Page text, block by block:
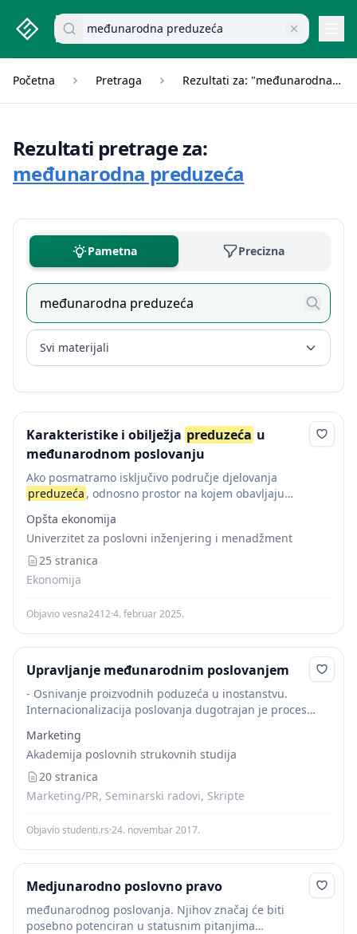
studenti.rs home page
Pretraži dokumente
Početna Pretraga Rezultati za: "međunarodna preduzeća"
Rezultati pretrage za:
međunarodna preduzeća
Pametna Precizna
Svi materijali
Karakteristike i obilježja preduzeća u
međunarodnom poslovanju
Ako posmatramo isključivo područje djelovanja
preduzeća , odnosno prostor na kojem obavljaju
Nacionalna – ona koja posluju isključivo na domicilnom
tržištu -Međunarodna ...
Opšta ekonomija
Univerzitet za poslovni inženjering i menadžment
25 stranica
Ekonomija
Objavio vesna2412·4. februar 2025.
Upravljanje međunarodnim poslovanjem
- Osnivanje proizvodnih poduzeća u inostanstvu.
Internacionalizacija poslovanja dugotrajan je proces
angažiranosti, odnosno uključenosti u međunarodne
poslovne operacije. Kako početak uspostavljanja
kontakata s inozemstvom...
Marketing
Akademija poslovnih strukovnih studija
20 stranica
Marketing/PR, Seminarski radovi, Skripte
Objavio studenti.rs·24. novembar 2017.
Medjunarodno poslovno pravo
međunarodnog poslovanja. Njihov značaj će biti
posebno potenciran u statusnim pitanjima